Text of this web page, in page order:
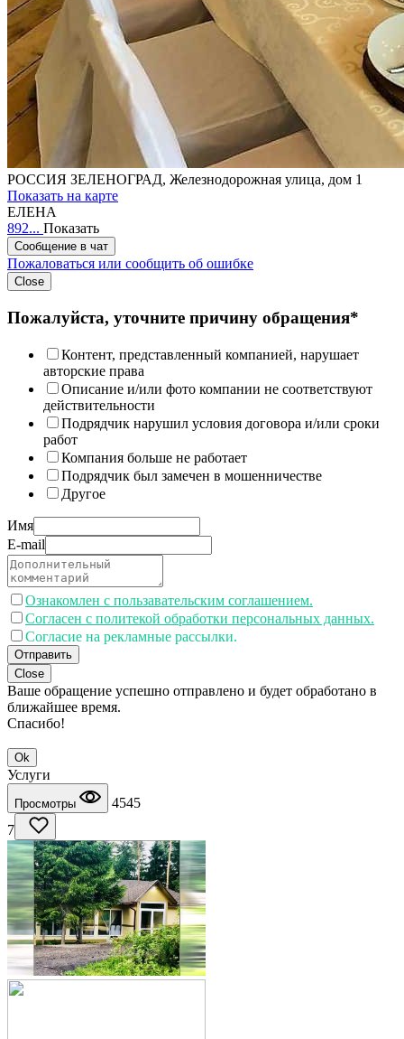
РОССИЯ ЗЕЛЕНОГРАД, Железнодорожная улица, дом 1
Показать на карте
ЕЛЕНА
892... Показать
Сообщение в чат
Пожаловаться или сообщить об ошибке
Close
Пожалуйста, уточните причину обращения*
Контент, представленный компанией, нарушает
авторские права
Описание и/или фото компании не соответствуют
действительности
Подрядчик нарушил условия договора и/или сроки
работ
Компания больше не работает
Подрядчик был замечен в мошенничестве
Другое
Имя
E-mail
Ознакомлен с пользавательским соглашением.
Согласен с политекой обработки персональных данных.
Согласие на рекламные рассылки.
Отправить
Close
Ваше обращение успешно отправлено и будет обработано в
ближайшее время.
Спасибо!
Ok
Услуги
Просмотры
4545
7